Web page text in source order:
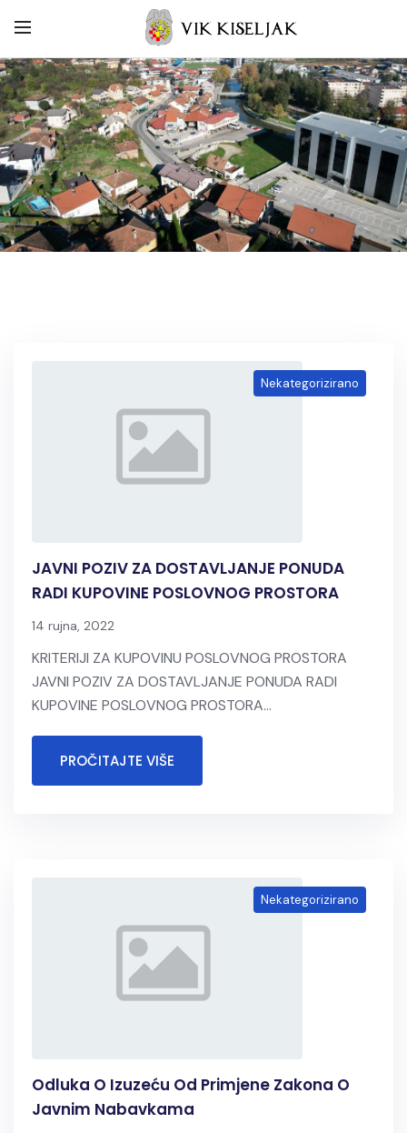
Nekategorizirano
JAVNI POZIV ZA DOSTAVLJANJE PONUDA
RADI KUPOVINE POSLOVNOG PROSTORA
14 rujna, 2022
KRITERIJI ZA KUPOVINU POSLOVNOG PROSTORA
JAVNI POZIV ZA DOSTAVLJANJE PONUDA RADI
KUPOVINE POSLOVNOG PROSTORA...
PROČITAJTE VIŠE
Nekategorizirano
Odluka O Izuzeću Od Primjene Zakona O
Javnim Nabavkama